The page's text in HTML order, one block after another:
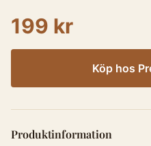
199 kr
Köp hos
Produktinformation